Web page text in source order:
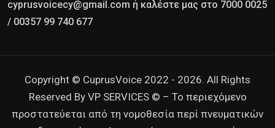
cyprusvoicecy@gmail.com ή καλέστε μας στο 7000 0025
/ 00357 99 740 677
Copyright © CuprusVoice 2022 - 2026. All Rights
Reserved By VP SERVICES © – Το περιεχόμενο
προστατεύεται από τη νομοθεσία περί πνευματικών